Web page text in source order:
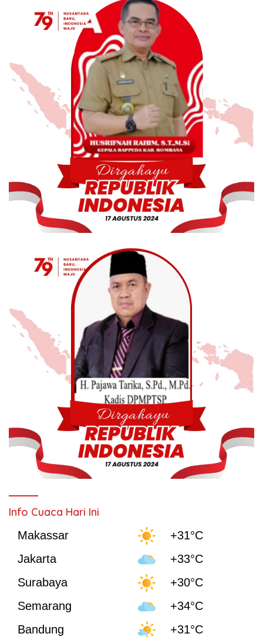
Info Cuaca Hari Ini
Makassar
+31°C
Jakarta
+33°C
Surabaya
+30°C
Semarang
+34°C
Bandung
+31°C